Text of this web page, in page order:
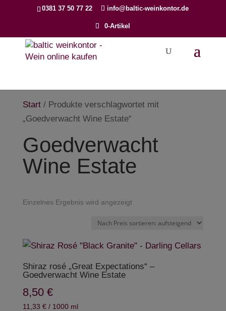
0381 37 50 77 22 info@baltic-weinkontor.de
0-Artikel
search
Start/ Produkte verschlagwortet mit
„Goedverwacht Wine Estate“
Goedverwacht
Wine Estate
Einzelnes Ergebnis wird angezeigt
Shiraz rosé „Great Expectations“ –
Goedverwacht Wine Estate
8,50 €
11,33 €/ 1000 ml